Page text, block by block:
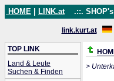
HOME LINK.at .::.
link.kurt.at
TOP LINK
Land & Leute
Suchen & Finden
>